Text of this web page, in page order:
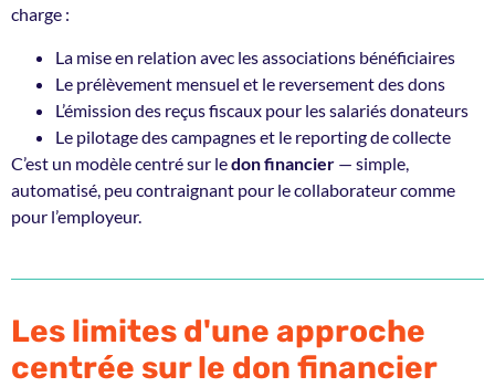
charge :
La mise en relation avec les associations bénéficiaires
Le prélèvement mensuel et le reversement des dons
L’émission des reçus fiscaux pour les salariés donateurs
Le pilotage des campagnes et le reporting de collecte
C’est un modèle centré sur ledon financier — simple,
automatisé, peu contraignant pour le collaborateur comme
pour l’employeur.
Les limites d'une approche
centrée sur le don financier